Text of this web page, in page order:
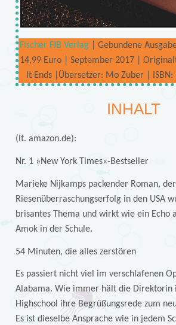
Fischer FJB Verlag | Gebundene
14,99 Euro | September 2017 |
It Ends |Übersetzer: Mo Zuber |
INHALT
(lt. amazon.de):
Nr. 1 »New York Times«-Bestseller
Marieke Nijkamps packender Roman,
Riesenüberraschungserfolg in den USA
brisantes Thema und wirkt wie ein Echo
Amok in der Schule.
54 Minuten, die alles zerstören
Es passiert nicht viel im verschlafenen
Alabama. Wie immer hält die Direktorin
Highschool ihre Begrüßungsrede zum
Es ist dieselbe Ansprache wie in jedem